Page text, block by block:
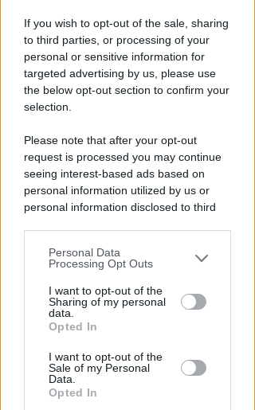
If you wish to opt-out of the sale, sharing
to third parties, or processing of your
personal or sensitive information for
targeted advertising by us, please use
the below opt-out section to confirm your
selection.
Please note that after your opt-out
request is processed you may continue
seeing interest-based ads based on
personal information utilized by us or
personal information disclosed to third
You may separately opt-out of the further
disclosure of your personal information
by third parties on the IAB’s list of
downstream participants.
by us to third parties on the IAB’s List of
Downstream Participants that may
further disclose it to other third parties.
Personal Data
Processing Opt Outs
I want to opt-out of the
Sharing of my personal
data.
Opted In
I want to opt-out of the
Sale of my Personal
Data.
Opted In
IL DEPUTATO PD INTERROGA
Post razzista legato a Riccione.
della Lega
diRedazione
GOLDEN CLUB RIMINI
A Brayan Schiaratura e Federica
Moroni vanno i favori della 7ª